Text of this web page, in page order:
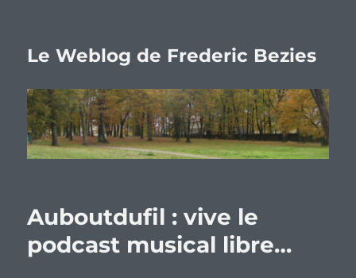
Le Weblog de Frederic Bezies
Auboutdufil : vive le
podcast musical libre…